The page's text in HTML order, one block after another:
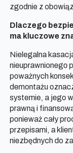
zgodnie z
Dlaczego
ma kluczowe
Nielegalna
nieuprawnionego
poważnych
demontażu
systemie, a jego
prawną i
ponieważ cały
przepisami, a
niezbędnych do